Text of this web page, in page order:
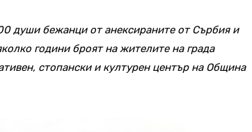
души бежанци от анексираните от Сърбия и
години броят на жителите на града
стопански и културен център на Община